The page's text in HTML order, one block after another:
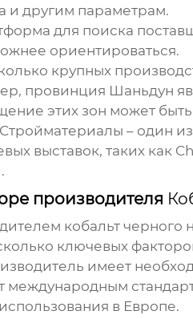
и другим параметрам.
для поиска
ориентироваться.
крупных
провинция Шаньдун
этих зон может
– один из
выставок, таких как
производителя
кобальт черного
ключевых
имеет
международным
в Европе.